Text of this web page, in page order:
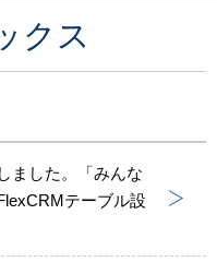
クス
ました。「みんな
テーブル設